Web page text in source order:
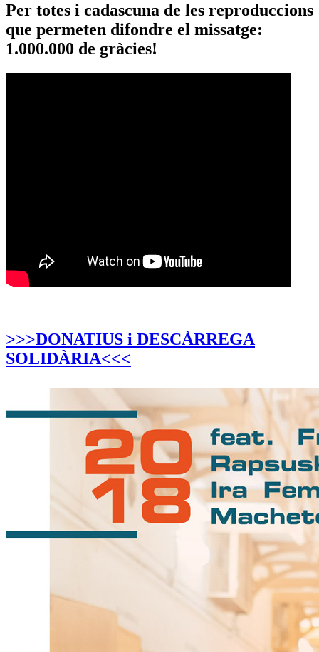
Per totes i cadascuna de les reproduccions
que permeten difondre el missatge:
1.000.000 de gràcies!
>>>DONATIUS i DESCÀRREGA
SOLIDÀRIA<<<